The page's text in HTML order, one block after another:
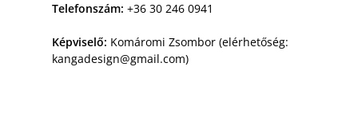
Telefonszám: +36 30 246 0941
Képviselő: Komáromi Zsombor (elérhetőség:
kangadesign@gmail.com)